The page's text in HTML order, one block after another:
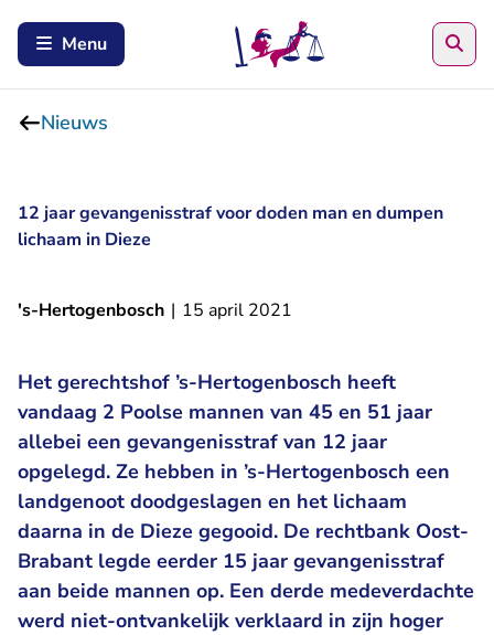
Menu
Nieuws
12 jaar gevangenisstraf voor doden man en dumpen
lichaam in Dieze
's-Hertogenbosch | 15 april 2021
Het gerechtshof ’s-Hertogenbosch heeft
vandaag 2 Poolse mannen van 45 en 51 jaar
allebei een gevangenisstraf van 12 jaar
opgelegd. Ze hebben in ’s-Hertogenbosch een
landgenoot doodgeslagen en het lichaam
daarna in de Dieze gegooid. De rechtbank Oost-
Brabant legde eerder 15 jaar gevangenisstraf
aan beide mannen op. Een derde medeverdachte
werd niet-ontvankelijk verklaard in zijn hoger